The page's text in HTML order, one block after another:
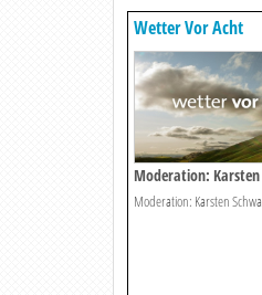
Wetter Vor Acht
Moderation:
Moderation: Karsten